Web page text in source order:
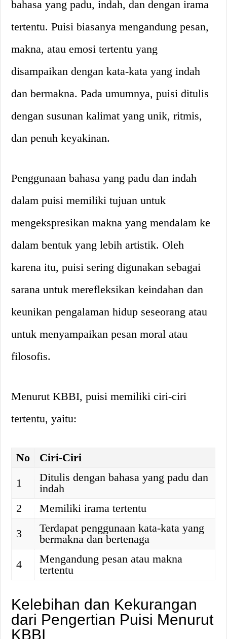
bahasa yang padu, indah, dan dengan irama
tertentu. Puisi biasanya mengandung pesan,
makna, atau emosi tertentu yang
disampaikan dengan kata-kata yang indah
dan bermakna. Pada umumnya, puisi ditulis
dengan susunan kalimat yang unik, ritmis,
dan penuh keyakinan.
Penggunaan bahasa yang padu dan indah
dalam puisi memiliki tujuan untuk
mengekspresikan makna yang mendalam ke
dalam bentuk yang lebih artistik. Oleh
karena itu, puisi sering digunakan sebagai
sarana untuk merefleksikan keindahan dan
keunikan pengalaman hidup seseorang atau
untuk menyampaikan pesan moral atau
filosofis.
Menurut KBBI, puisi memiliki ciri-ciri
tertentu, yaitu:
No
Ciri-Ciri
1
Ditulis dengan bahasa yang padu dan
indah
2
Memiliki irama tertentu
3
Terdapat penggunaan kata-kata yang
bermakna dan bertenaga
4
Mengandung pesan atau makna
tertentu
Kelebihan dan Kekurangan
dari Pengertian Puisi Menurut
KBBI